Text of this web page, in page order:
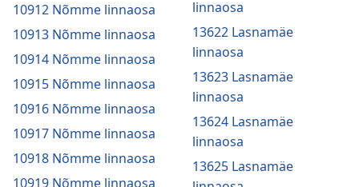
10912 Nõmme linnaosa
10913 Nõmme linnaosa
10914 Nõmme linnaosa
10915 Nõmme linnaosa
10916 Nõmme linnaosa
10917 Nõmme linnaosa
10918 Nõmme linnaosa
10919 Nõmme linnaosa
linnaosa
13622 Lasnamäe
linnaosa
13623 Lasnamäe
linnaosa
13624 Lasnamäe
linnaosa
13625 Lasnamäe